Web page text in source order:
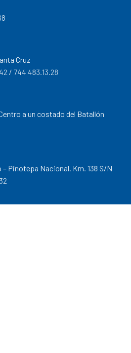
Cruz
/ 744 483.13.28
a un costado del Batallón
Pinotepa Nacional. Km. 138 S/N